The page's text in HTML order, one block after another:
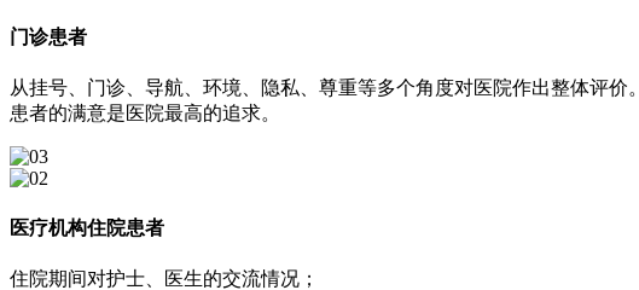
门诊患者
从挂号、门诊、导航、环境、隐私、尊重等多个角度对医院作出整体评价。
患者的满意是医院最高的追求。
医疗机构住院患者
住院期间对护士、医生的交流情况；